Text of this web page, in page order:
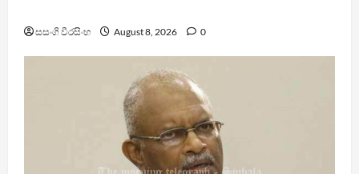
සසංගි වීරසිංහ August 8, 2026 0